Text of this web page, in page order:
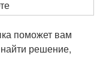
поможет вам
решение,